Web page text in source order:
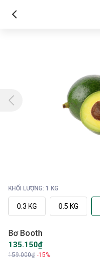
KHỐI LƯỢNG: 1 KG
0.3 KG 0.5 KG
Bơ Booth
135.150₫
159.000₫ -15%